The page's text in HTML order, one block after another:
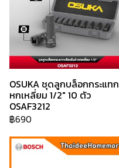
OSUKA ชุดลูกบล็อกกระแทก
หกเหลี่ยม 1/2" 10 ตัว
OSAF3212
฿690